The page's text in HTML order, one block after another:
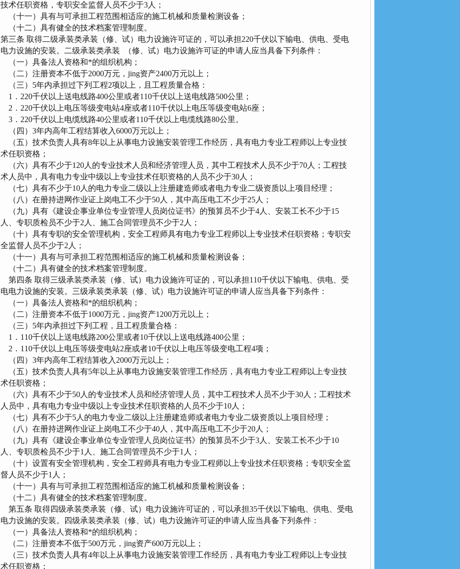
技术任职资格，专职安全监督人员不少于3人；
（十一）具有与可承担工程范围相适应的施工机械和质量检测设备；
（十二）具有健全的技术档案管理制度。
第三条 取得二级承装类承装（修、试）电力设施许可证的，可以承担220千伏以下输电、供电、受电
电力设施的安装。二级承装类承装 （修、试）电力设施许可证的申请人应当具备下列条件：
（一）具备法人资格和*的组织机构；
（二）注册资本不低于2000万元，jing资产2400万元以上；
（三）5年内承担过下列工程2项以上，且工程质量合格：
1．220千伏以上送电线路400公里或者110千伏以上送电线路500公里；
2．220千伏以上电压等级变电站4座或者110千伏以上电压等级变电站6座；
3．220千伏以上电缆线路40公里或者110千伏以上电缆线路80公里。
（四）3年内高年工程结算收入6000万元以上；
（五）技术负责人具有8年以上从事电力设施安装管理工作经历，具有电力专业工程师以上专业技
术任职资格；
（六）具有不少于120人的专业技术人员和经济管理人员，其中工程技术人员不少于70人；工程技
术人员中，具有电力专业中级以上专业技术任职资格的人员不少于30人；
（七）具有不少于10人的电力专业二级以上注册建造师或者电力专业二级资质以上项目经理；
（八）在册持进网作业证上岗电工不少于50人，其中高压电工不少于25人；
（九）具有《建设企事业单位专业管理人员岗位证书》的预算员不少于4人、安装工长不少于15
人、专职质检员不少于2人、施工合同管理员不少于2人；
（十）具有专职的安全管理机构，安全工程师具有电力专业工程师以上专业技术任职资格；专职安
全监督人员不少于2人；
（十一）具有与可承担工程范围相适应的施工机械和质量检测设备；
（十二）具有健全的技术档案管理制度。
第四条 取得三级承装类承装（修、试）电力设施许可证的，可以承担110千伏以下输电、供电、受
电电力设施的安装。三级承装类承装（修、试）电力设施许可证的申请人应当具备下列条件：
（一）具备法人资格和*的组织机构；
（二）注册资本不低于1000万元，jing资产1200万元以上；
（三）5年内承担过下列工程，且工程质量合格：
1．110千伏以上送电线路200公里或者10千伏以上送电线路400公里；
2．110千伏以上电压等级变电站2座或者10千伏以上电压等级变电工程4项；
（四）3年内高年工程结算收入2000万元以上；
（五）技术负责人具有5年以上从事电力设施安装管理工作经历，具有电力专业工程师以上专业技
术任职资格；
（六）具有不少于50人的专业技术人员和经济管理人员，其中工程技术人员不少于30人；工程技术
人员中，具有电力专业中级以上专业技术任职资格的人员不少于10人；
（七）具有不少于5人的电力专业二级以上注册建造师或者电力专业二级资质以上项目经理；
（八）在册持进网作业证上岗电工不少于40人，其中高压电工不少于20人；
（九）具有《建设企事业单位专业管理人员岗位证书》的预算员不少于3人、安装工长不少于10
人、专职质检员不少于1人、施工合同管理员不少于1人；
（十）设置有安全管理机构，安全工程师具有电力专业工程师以上专业技术任职资格；专职安全监
督人员不少于1人；
（十一）具有与可承担工程范围相适应的施工机械和质量检测设备；
（十二）具有健全的技术档案管理制度。
第五条 取得四级承装类承装（修、试）电力设施许可证的，可以承担35千伏以下输电、供电、受电
电力设施的安装。四级承装类承装（修、试）电力设施许可证的申请人应当具备下列条件：
（一）具备法人资格和*的组织机构；
（二）注册资本不低于500万元，jing资产600万元以上；
（三）技术负责人具有4年以上从事电力设施安装管理工作经历，具有电力专业工程师以上专业技
术任职资格；